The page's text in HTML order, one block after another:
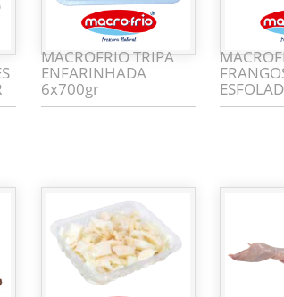
MACROFRIO TRIPA
ENFARINHADA
6x700gr